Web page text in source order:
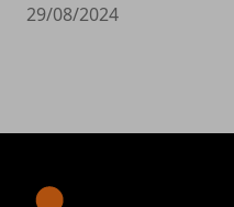
29/08/2024